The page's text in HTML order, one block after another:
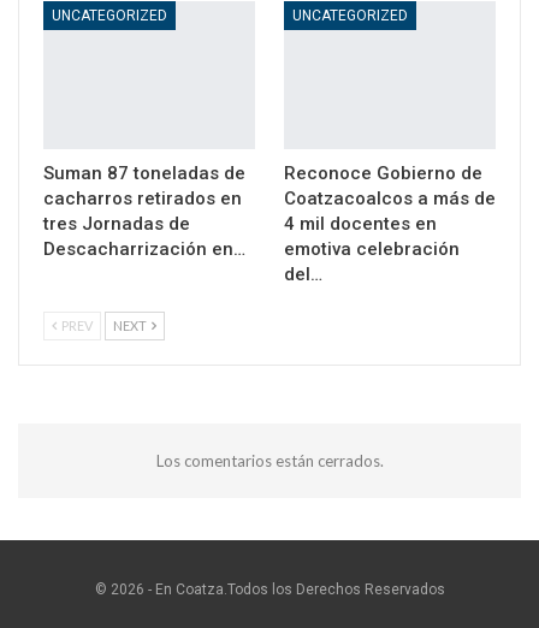
UNCATEGORIZED
Suman 87 toneladas de
cacharros retirados en
tres Jornadas de
Descacharrización en…
UNCATEGORIZED
Reconoce Gobierno de
Coatzacoalcos a más de
4 mil docentes en
emotiva celebración
del…
PREV NEXT
Los comentarios están cerrados.
© 2026 - En Coatza.Todos los Derechos Reservados